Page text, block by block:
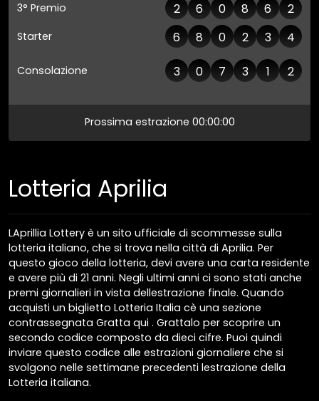
3° Premio 2 6 0 8 6 2
Starter 6 8 0 2 3 4
Consolazione 3 0 7 3 1 2
Prossima estrazione 00:00:00
Lotteria Aprilia
LAprillia Lottery è un sito ufficiale di scommesse sulla
lotteria italiano, che si trova nella città di Aprilia. Per
questo gioco della lotteria, devi avere una carta residente
e avere più di 21 anni. Negli ultimi anni ci sono stati anche
premi giornalieri in vista dellestrazione finale. Quando
acquisti un biglietto Lotteria Italia cè una sezione
contrassegnata Gratta qui . Grattalo per scoprire un
secondo codice composto da dieci cifre. Puoi quindi
inviare questo codice alle estrazioni giornaliere che si
svolgono nelle settimane precedenti lestrazione della
Lotteria italiana.